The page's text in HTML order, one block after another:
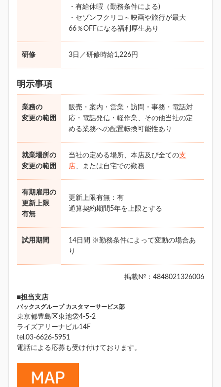
・有給休暇（勤務条件による)
・セゾンフクリコ～映画や旅行が最大
66％OFFになる福利厚生あり
研修 3日／研修時給1,226円
明示事項
業務の
変更の範囲
販売・案内・営業・訪問・事務・電話対
応・電話発信・軽作業、その他当社の定
める業務への配置転換可能性あり
就業場所の
変更の範囲
当社の定める場所、本店及び全ての支
店、または自宅での勤務
有期雇用の
更新上限
有無
更新上限有無：有
通算契約期間5年を上限とする
試用期間
14日間 ※勤務条件によって変動の場合あ
り
掲載№：4848021326006
■担当支店
バックスグループ カスタマーサービス部
東京都豊島区東池袋4-5-2
ライズアリーナビル14F
tel.03-6626-5951
電話による応募も受け付けております。